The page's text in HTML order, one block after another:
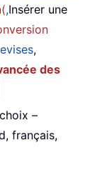
(,Insérer une
,
des
–
français,